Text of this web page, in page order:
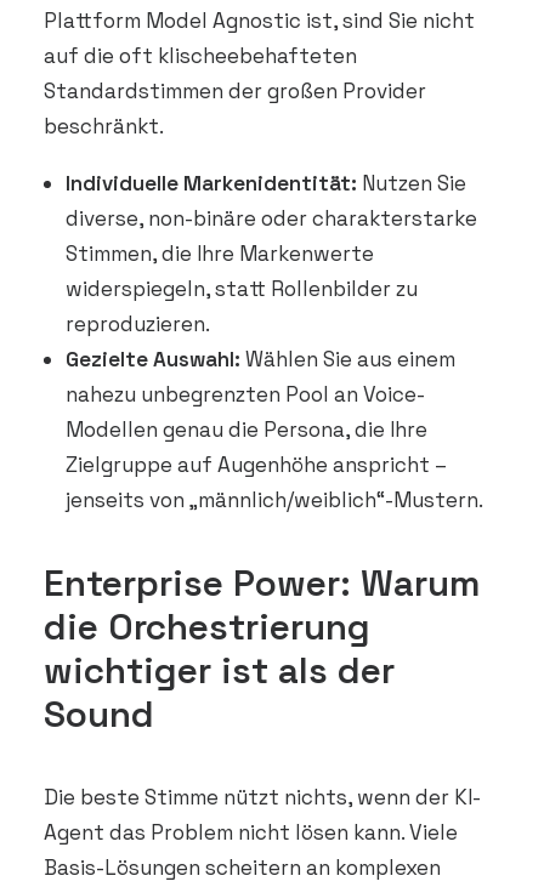
Plattform Model Agnostic ist, sind Sie nicht
auf die oft klischeebehafteten
Standardstimmen der großen Provider
beschränkt.
Individuelle Markenidentität: Nutzen Sie
diverse, non-binäre oder charakterstarke
Stimmen, die Ihre Markenwerte
widerspiegeln, statt Rollenbilder zu
reproduzieren.
Gezielte Auswahl: Wählen Sie aus einem
nahezu unbegrenzten Pool an Voice-
Modellen genau die Persona, die Ihre
Zielgruppe auf Augenhöhe anspricht –
jenseits von „männlich/weiblich“-Mustern.
Enterprise Power: Warum
die Orchestrierung
wichtiger ist als der
Sound
Die beste Stimme nützt nichts, wenn der KI-
Agent das Problem nicht lösen kann. Viele
Basis-Lösungen scheitern an komplexen